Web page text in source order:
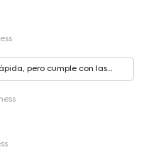
pero cumple con las
entrega.